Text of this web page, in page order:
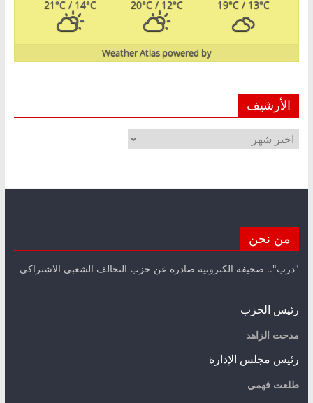
19°C/ 13°C
20°C / 12°C
21°C / 14°C
powered by
Weather Atlas
الأرشيف
الأرشيف
من نحن
"درب".. صحيفة الكترونية صادرة عن حزب التحالف الشعبي الاشتراكي
رئيس الحزب
مدحت الزاهد
رئيس مجلس الإدارة
طلعت فهمي